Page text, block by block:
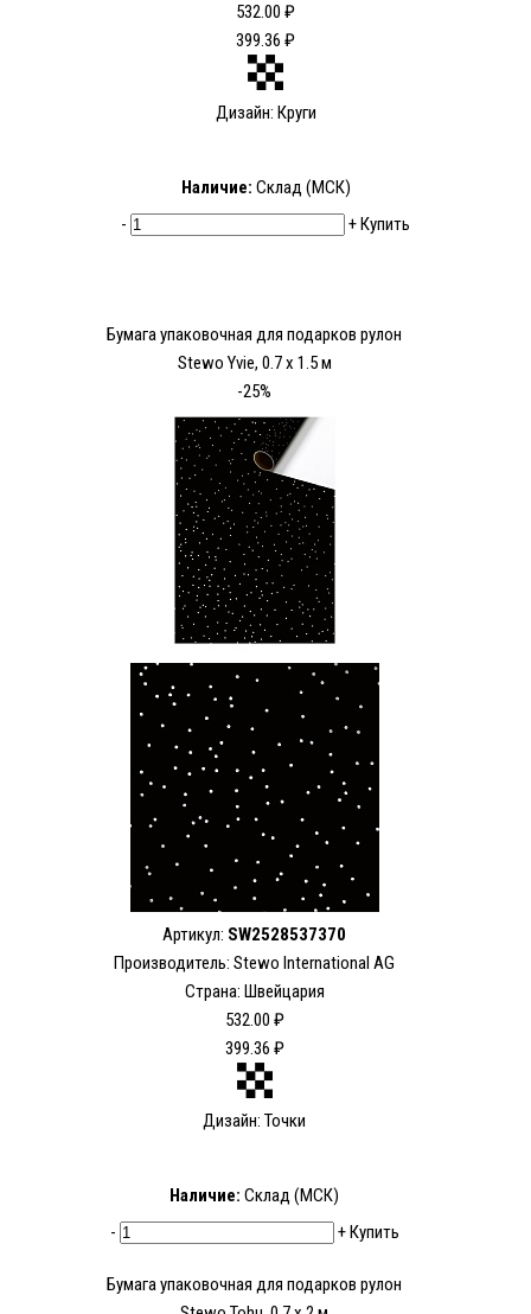
532.00 ₽
399.36 ₽
Дизайн: Круги
Наличие: Склад (МСК)
-
+Купить
Бумага упаковочная для подарков рулон
Stewo Yvie, 0.7 x 1.5 м
-25%
Артикул: SW2528537370
Производитель: Stewo International AG
Страна: Швейцария
532.00 ₽
399.36 ₽
Дизайн: Точки
Наличие: Склад (МСК)
-
+Купить
Бумага упаковочная для подарков рулон